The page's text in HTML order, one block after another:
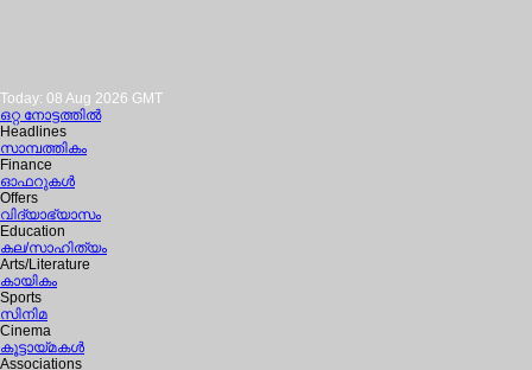
Today: 08 Aug 2026 GMT
ഒറ്റ നോട്ടത്തില്‍
Headlines
സാമ്പത്തികം
Finance
ഓഫറുകള്‍
Offers
വിദ്യാഭ്യാസം
Education
കല/സാഹിത്യം
Arts/Literature
കായികം
Sports
സിനിമ
Cinema
കൂട്ടായ്മകള്‍
Associations